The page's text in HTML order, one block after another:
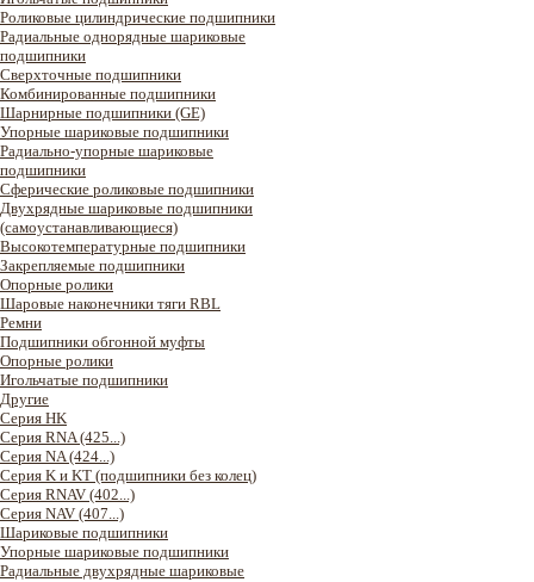
Роликовые цилиндрические подшипники
Радиальные однорядные шариковые
подшипники
Сверхточные подшипники
Комбинированные подшипники
Шарнирные подшипники (GE)
Упорные шариковые подшипники
Радиально-упорные шариковые
подшипники
Сферические роликовые подшипники
Двухрядные шариковые подшипники
(самоустанавливающиеся)
Высокотемпературные подшипники
Закрепляемые подшипники
Опорные ролики
Шаровые наконечники тяги RBL
Ремни
Подшипники обгонной муфты
Опорные ролики
Игольчатые подшипники
Другие
Серия HK
Серия RNA (425...)
Серия NA (424...)
Серия K и KT (подшипники без колец)
Серия RNAV (402...)
Серия NAV (407...)
Шариковые подшипники
Упорные шариковые подшипники
Радиальные двухрядные шариковые